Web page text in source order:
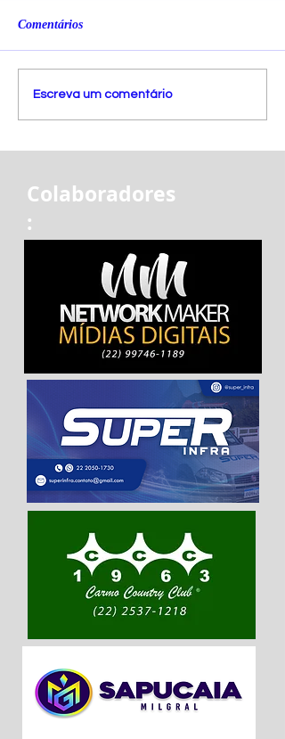
Comentários
Escreva um comentário
Colaboradores
: